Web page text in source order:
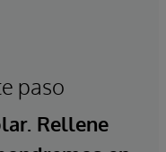
paso
Rellene